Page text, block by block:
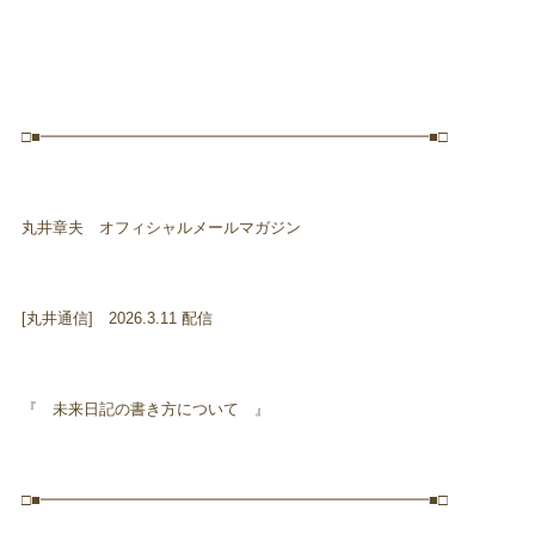
□■━━━━━━━━━━━━━━━━━━━━━━━━━■□
丸井章夫 オフィシャルメールマガジン
[丸井通信] 2026.3.11 配信
『 未来日記の書き方について 』
□■━━━━━━━━━━━━━━━━━━━━━━━━━■□